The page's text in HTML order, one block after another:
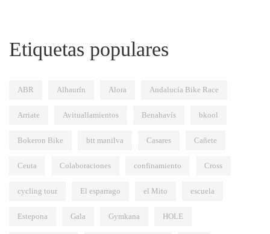
Etiquetas populares
ABR Alhaurín Alora Andalucía Bike Race
Arriate Avituallamientos Benahavís bkool
Bokeron Bike btt manilva Casares Cañete
Ceuta Colaboraciones confinamiento Cross
cycling tour El esparrago el Mito escuela
Estepona Gala Gymkana HOLE